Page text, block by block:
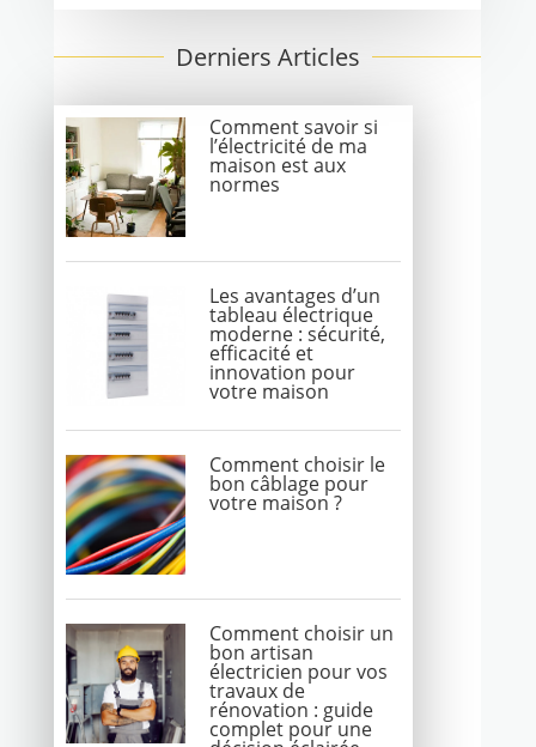
Derniers Articles
Comment savoir si
l’électricité de ma
maison est aux
normes
Les avantages d’un
tableau électrique
moderne : sécurité,
efficacité et
innovation pour
votre maison
Comment choisir le
bon câblage pour
votre maison ?
Comment choisir un
bon artisan
électricien pour vos
travaux de
rénovation : guide
complet pour une